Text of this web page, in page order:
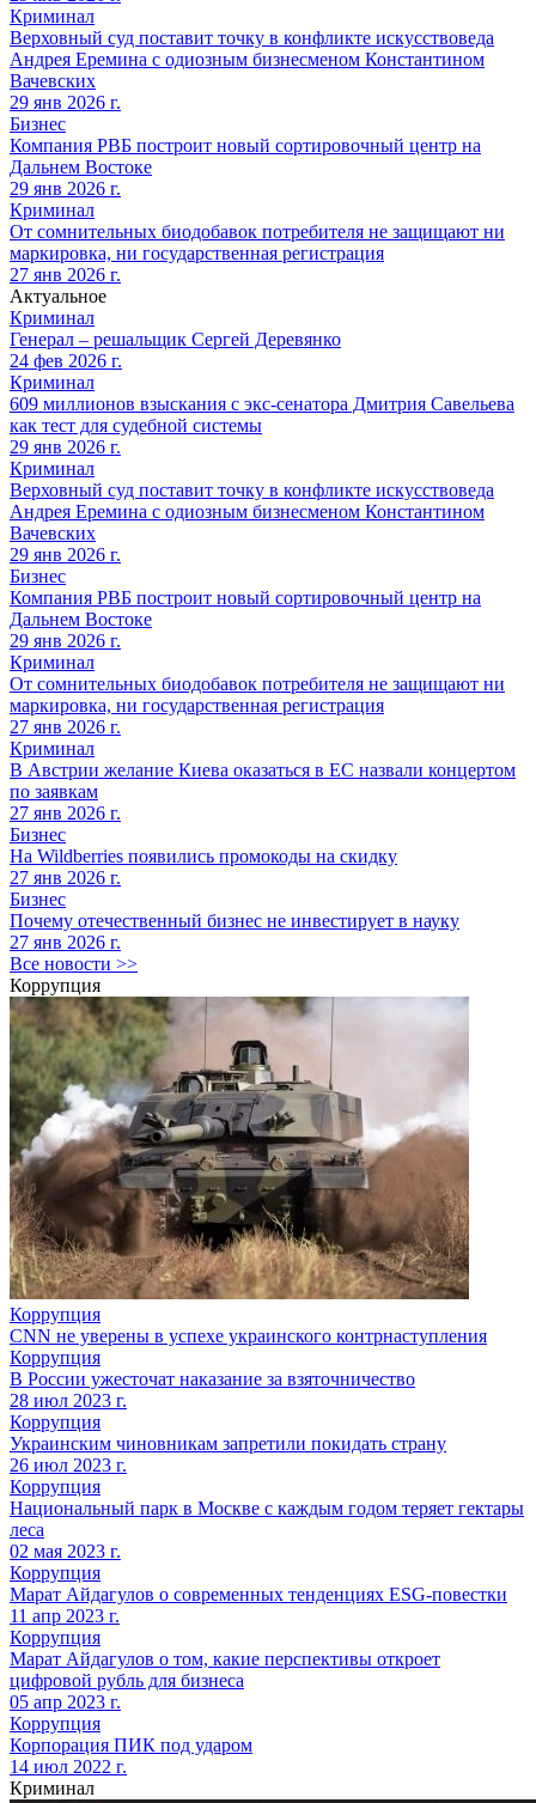
Криминал
Верховный суд поставит точку в конфликте искусствоведа
Андрея Еремина с одиозным бизнесменом Константином
Вачевских
29 янв 2026 г.
Бизнес
Компания РВБ построит новый сортировочный центр на
Дальнем Востоке
29 янв 2026 г.
Криминал
От сомнительных биодобавок потребителя не защищают ни
маркировка, ни государственная регистрация
27 янв 2026 г.
Актуальное
Криминал
Генерал – решальщик Сергей Деревянко
24 фев 2026 г.
Криминал
609 миллионов взыскания с экс-сенатора Дмитрия Савельева
как тест для судебной системы
29 янв 2026 г.
Криминал
Верховный суд поставит точку в конфликте искусствоведа
Андрея Еремина с одиозным бизнесменом Константином
Вачевских
29 янв 2026 г.
Бизнес
Компания РВБ построит новый сортировочный центр на
Дальнем Востоке
29 янв 2026 г.
Криминал
От сомнительных биодобавок потребителя не защищают ни
маркировка, ни государственная регистрация
27 янв 2026 г.
Криминал
В Австрии желание Киева оказаться в ЕС назвали концертом
по заявкам
27 янв 2026 г.
Бизнес
На Wildberries появились промокоды на скидку
27 янв 2026 г.
Бизнес
Почему отечественный бизнес не инвестирует в науку
27 янв 2026 г.
Все новости >>
Коррупция
Коррупция
CNN не уверены в успехе украинского контрнаступления
Коррупция
В России ужесточат наказание за взяточничество
28 июл 2023 г.
Коррупция
Украинским чиновникам запретили покидать страну
26 июл 2023 г.
Коррупция
Национальный парк в Москве с каждым годом теряет гектары
леса
02 мая 2023 г.
Коррупция
Марат Айдагулов о современных тенденциях ESG-повестки
11 апр 2023 г.
Коррупция
Марат Айдагулов о том, какие перспективы откроет
цифровой рубль для бизнеса
05 апр 2023 г.
Коррупция
Корпорация ПИК под ударом
14 июл 2022 г.
Криминал